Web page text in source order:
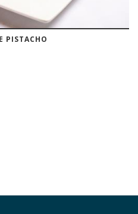
PISTACHO